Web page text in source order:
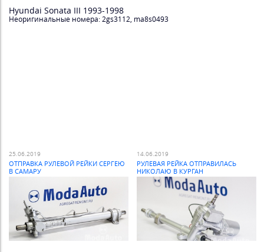
Hyundai Sonata III 1993-1998
Неоригинальные номера: 2gs3112, ma8s0493
25.06.2019
ОТПРАВКА РУЛЕВОЙ РЕЙКИ СЕРГЕЮ
В САМАРУ
14.06.2019
РУЛЕВАЯ РЕЙКА ОТПРАВИЛАСЬ
НИКОЛАЮ В КУРГАН